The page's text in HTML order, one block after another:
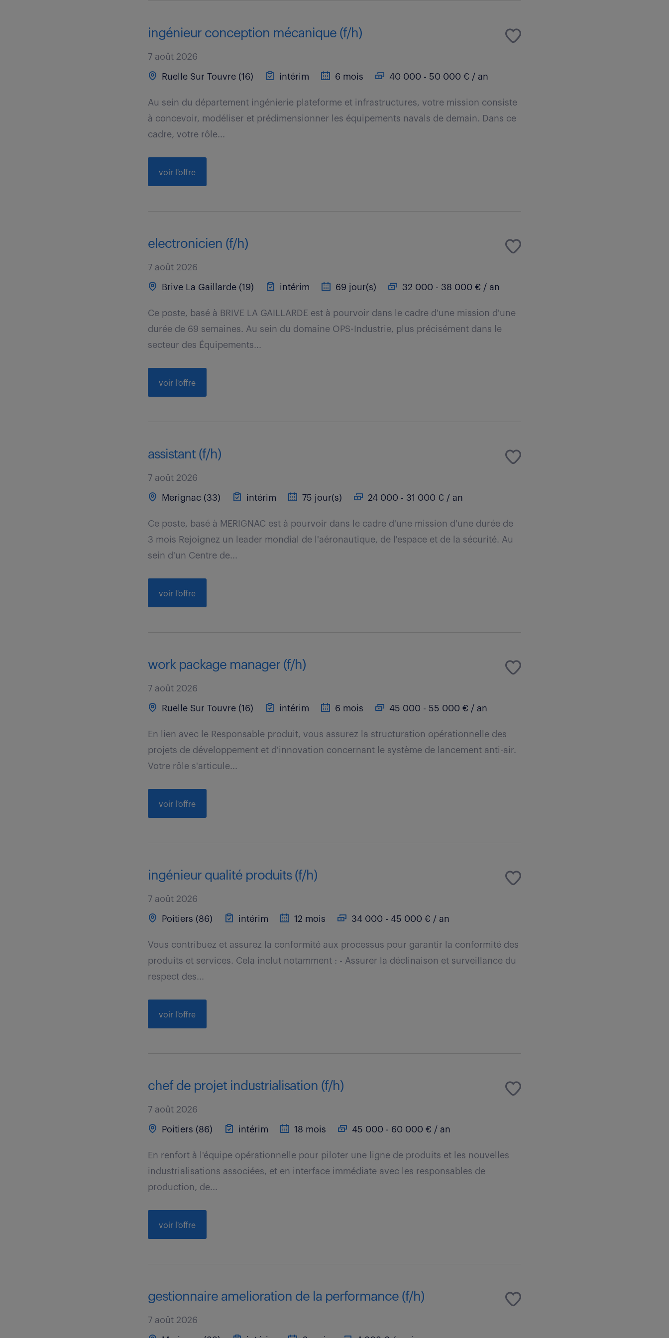
ingénieur conception mécanique (f/h)
7 août 2026
Ruelle Sur Touvre (16) intérim 6 mois 40 000 - 50 000 € / an
Au sein du département ingénierie plateforme et infrastructures, votre mission consiste
à concevoir, modéliser et prédimensionner les équipements navals de demain. Dans ce
cadre, votre rôle...
voir l'offre
electronicien (f/h)
7 août 2026
Brive La Gaillarde (19) intérim 69 jour(s) 32 000 - 38 000 € / an
Ce poste, basé à BRIVE LA GAILLARDE est à pourvoir dans le cadre d'une mission d'une
durée de 69 semaines. Au sein du domaine OPS-Industrie, plus précisément dans le
secteur des Équipements...
voir l'offre
assistant (f/h)
7 août 2026
Merignac (33) intérim 75 jour(s) 24 000 - 31 000 € / an
Ce poste, basé à MERIGNAC est à pourvoir dans le cadre d'une mission d'une durée de
3 mois Rejoignez un leader mondial de l'aéronautique, de l'espace et de la sécurité. Au
sein d'un Centre de...
voir l'offre
work package manager (f/h)
7 août 2026
Ruelle Sur Touvre (16) intérim 6 mois 45 000 - 55 000 € / an
En lien avec le Responsable produit, vous assurez la structuration opérationnelle des
projets de développement et d'innovation concernant le système de lancement anti-air.
Votre rôle s'articule...
voir l'offre
ingénieur qualité produits (f/h)
7 août 2026
Poitiers (86) intérim 12 mois 34 000 - 45 000 € / an
Vous contribuez et assurez la conformité aux processus pour garantir la conformité des
produits et services. Cela inclut notamment : - Assurer la déclinaison et surveillance du
respect des...
voir l'offre
chef de projet industrialisation (f/h)
7 août 2026
Poitiers (86) intérim 18 mois 45 000 - 60 000 € / an
En renfort à l'équipe opérationnelle pour piloter une ligne de produits et les nouvelles
industrialisations associées, et en interface immédiate avec les responsables de
production, de...
voir l'offre
gestionnaire amelioration de la performance (f/h)
7 août 2026